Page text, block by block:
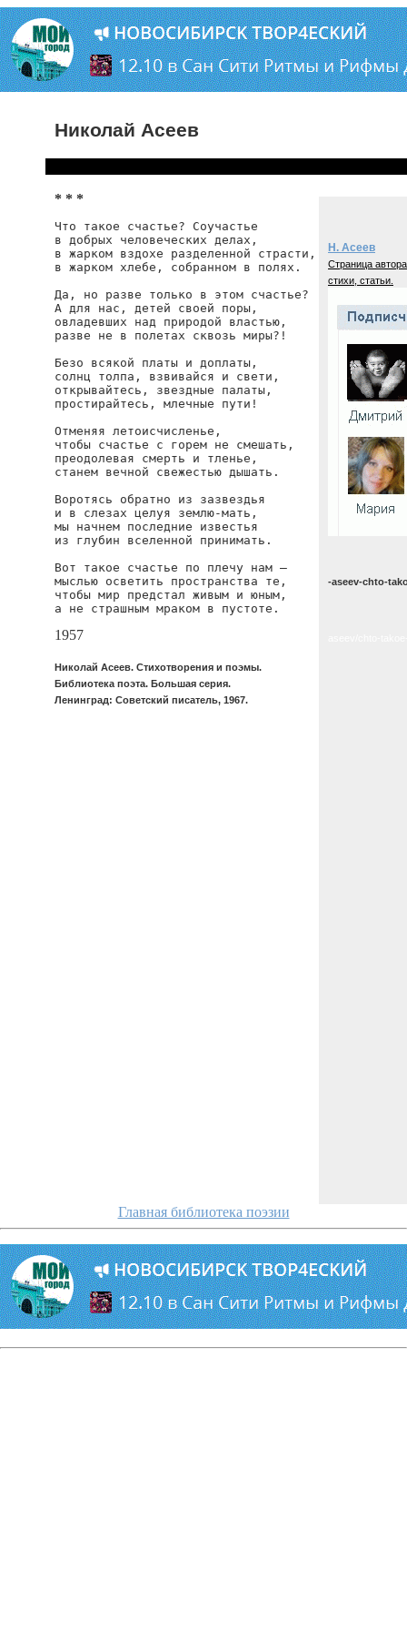
Николай Асеев
* * *
Что такое счастье? Соучастье
в добрых человеческих делах,
в жарком вздохе разделенной страсти,
в жарком хлебе, собранном в полях.
Да, но разве только в этом счастье?
А для нас, детей своей поры,
овладевших над природой властью,
разве не в полетах сквозь миры?!
Безо всякой платы и доплаты,
солнц толпа, взвивайся и свети,
открывайтесь, звездные палаты,
простирайтесь, млечные пути!
Отменяя летоисчисленье,
чтобы счастье с горем не смешать,
преодолевая смерть и тленье,
станем вечной свежестью дышать.
Воротясь обратно из зазвездья
и в слезах целуя землю-мать,
мы начнем последние известья
из глубин вселенной принимать.
Вот такое счастье по плечу нам —
мыслью осветить пространства те,
чтобы мир предстал живым и юным,
а не страшным мраком в пустоте.
1957
Николай Асеев. Стихотворения и поэмы.
Библиотека поэта. Большая серия.
Ленинград: Советский писатель, 1967.
Н. Асеев
Страница
стихи, статьи.
-aseev-chto-
Главная библиотека поэзии